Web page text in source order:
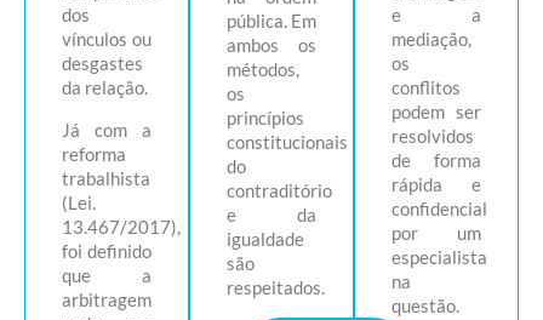
dos
vínculos ou
desgastes
da relação.
Já com a
reforma
trabalhista
(Lei.
13.467/2017),
foi definido
que a
arbitragem
pública. Em
ambos os
métodos,
os
princípios
constitucionais
do
contraditório
e da
igualdade
são
respeitados.
e a
mediação,
os
conflitos
podem ser
resolvidos
de forma
rápida e
confidencial
por um
especialista
na
questão.